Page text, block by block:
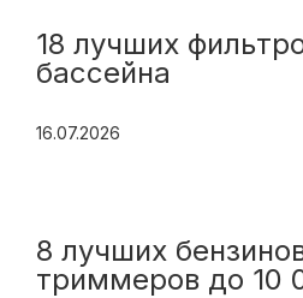
18 лучших
бассейна
16.07.2026
8 лучших
триммеров до 10